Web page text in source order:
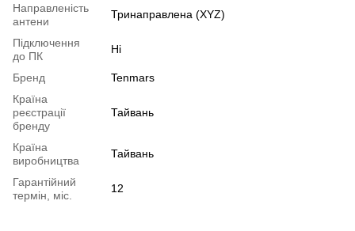
Направленість
антени
Тринаправлена (XYZ)
Підключення
до ПК
Ні
Бренд
Tenmars
Країна
реєстрації
бренду
Тайвань
Країна
виробництва
Тайвань
Гарантійний
термін, міс.
12